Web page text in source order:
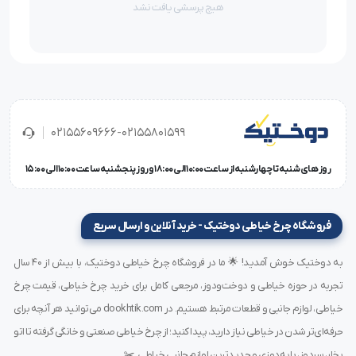
ویژگی باعث می‌شود که محافظ به‌طور مؤثر در برابر حرارت و
۵. مناسب برای اتوهای گازی
این محافظ مخصوص اتوهای گازی طراحی شده و برای کارگاه‌ها
استفاده می‌کنند، بسیار مناسب است. استفاده از این محافظ
باعث می‌شود که اتو در وضعیت مطلوب باقی بماند.
مشخصات فنی محافظ کفی اتو گازی برند زنگوله:
برند:زنگوله
نوع:محافظ کفی اتو صنعتی
هیچ پرسشی یافت نشد
02155609666-02155801599
روز های شنبه تا چهارشنبه از ساعت 10:00 الی 18:00 و روز پنجشنبه ساعت 10:00 الی 15:00
فروشگاه چرخ خیاطی دوختیک - خرید آنلاین و ارسال سریع
به دوختیک خوش آمدید! 🌟 ما در فروشگاه چرخ خیاطی دوختیک، با بیش از ۴۰ سال
تجربه در حوزه خیاطی و دوخت‌ودوز، مرجعی کامل برای خرید چرخ خیاطی، قیمت چرخ
خیاطی، لوازم جانبی و قطعات مرتبط هستیم. در dookhtik.com می‌توانید هر آنچه برای
حرفه‌ای‌تر شدن در خیاطی نیاز دارید، پیدا کنید؛ از چرخ خیاطی صنعتی و خانگی گرفته تا اتو